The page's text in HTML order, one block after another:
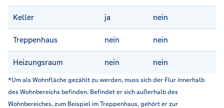
Keller ja nein
Treppenhaus nein nein
Heizungsraum nein nein
*Um als Wohnfläche gezählt zu werden, muss sich der Flur innerhalb
des Wohnbereichs befinden. Befindet er sich außerhalb des
Wohnbereiches, zum Beispiel im Treppenhaus, gehört er zur